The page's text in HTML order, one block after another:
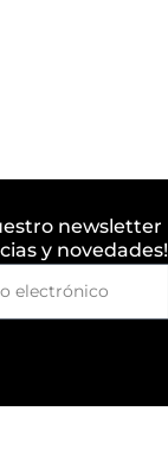
newsletter
y novedades!